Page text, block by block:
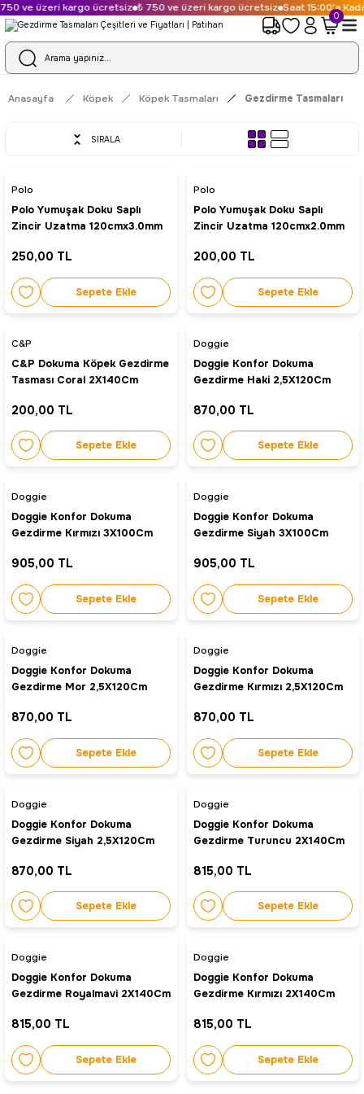
ve üzeri kargo ücretsiz ₺ 750 ve üzeri kargo ücretsiz Saat 15:00'a
0
Anasayfa Köpek Köpek Tasmaları Gezdirme Tasmaları
SIRALA
Polo
Polo Yumuşak Doku Saplı
Zincir Uzatma 120cmx3.0mm
250,00 TL
Sepete Ekle
Polo
Polo Yumuşak Doku Saplı
Zincir Uzatma 120cmx2.0mm
200,00 TL
Sepete Ekle
C&P
C&P Dokuma Köpek Gezdirme
Tasması Coral 2X140Cm
200,00 TL
Sepete Ekle
Doggie
Doggie Konfor Dokuma
Gezdirme Haki 2,5X120Cm
870,00 TL
Sepete Ekle
Doggie
Doggie Konfor Dokuma
Gezdirme Kırmızı 3X100Cm
905,00 TL
Sepete Ekle
Doggie
Doggie Konfor Dokuma
Gezdirme Siyah 3X100Cm
905,00 TL
Sepete Ekle
Doggie
Doggie Konfor Dokuma
Gezdirme Mor 2,5X120Cm
870,00 TL
Sepete Ekle
Doggie
Doggie Konfor Dokuma
Gezdirme Kırmızı 2,5X120Cm
870,00 TL
Sepete Ekle
Doggie
Doggie Konfor Dokuma
Gezdirme Siyah 2,5X120Cm
870,00 TL
Sepete Ekle
Doggie
Doggie Konfor Dokuma
Gezdirme Turuncu 2X140Cm
815,00 TL
Sepete Ekle
Doggie
Doggie Konfor Dokuma
Gezdirme Royalmavi 2X140Cm
815,00 TL
Sepete Ekle
Doggie
Doggie Konfor Dokuma
Gezdirme Kırmızı 2X140Cm
815,00 TL
Sepete Ekle